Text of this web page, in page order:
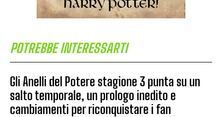
POTREBBE INTERESSARTI
Gli Anelli del Potere stagione 3 punta su un
salto temporale, un prologo inedito e
cambiamenti per riconquistare i fan